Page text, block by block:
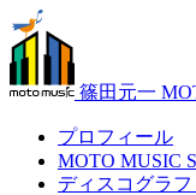
篠田元一
プロフィール
MOTO MUSIC
ディスコグラフ